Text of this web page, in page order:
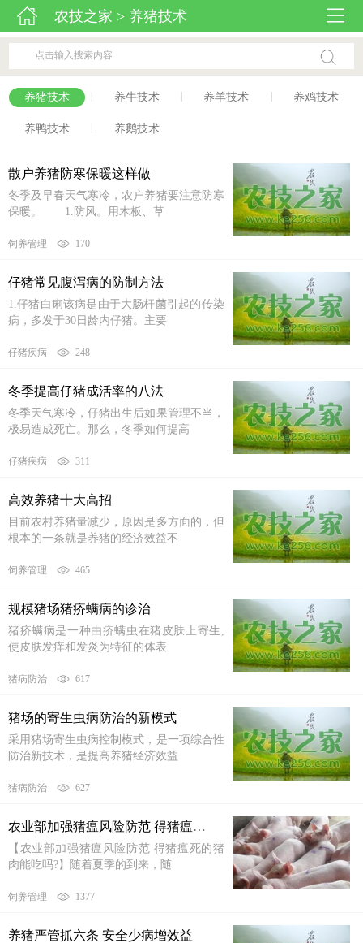
农技之家 > 养猪技术
养猪技术 养牛技术 养羊技术 养鸡技术
养鸭技术 养鹅技术
散户养猪防寒保暖这样做
冬季及早春天气寒冷，农户养猪要注意防寒
保暖。 1.防风。用木板、草
饲养管理 170
仔猪常见腹泻病的防制方法
1.仔猪白痢该病是由于大肠杆菌引起的传染
病，多发于30日龄内仔猪。主要
仔猪疾病 248
冬季提高仔猪成活率的八法
冬季天气寒冷，仔猪出生后如果管理不当，
极易造成死亡。那么，冬季如何提高
仔猪疾病 311
高效养猪十大高招
目前农村养猪量减少，原因是多方面的，但
根本的一条就是养猪的经济效益不
饲养管理 465
规模猪场猪疥螨病的诊治
猪疥螨病是一种由疥螨虫在猪皮肤上寄生,
使皮肤发痒和发炎为特征的体表
猪病防治 617
猪场的寄生虫病防治的新模式
采用猪场寄生虫病控制模式，是一项综合性
防治新技术，是提高养猪经济效益
猪病防治 627
农业部加强猪瘟风险防范 得猪瘟死的猪肉能吃吗？
【农业部加强猪瘟风险防范 得猪瘟死的猪
肉能吃吗?】随着夏季的到来，随
饲养管理 1377
养猪严管抓六条 安全少病增效益